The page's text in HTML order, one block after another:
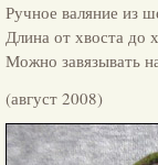
Ручное валяние из
Длина от хвоста до
Можно завязывать
(август 2008)